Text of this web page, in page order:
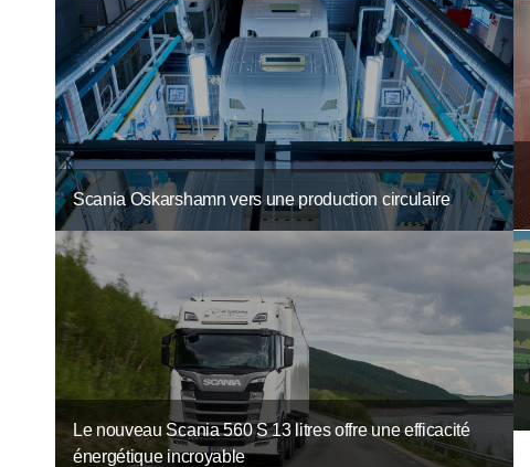
Scania Oskarshamn vers une production circulaire
Le nouveau Scania 560 S 13 litres offre une efficacité
énergétique incroyable